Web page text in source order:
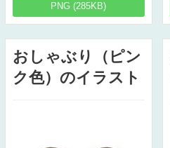
PNG (285KB)
おしゃぶり（ピン
ク色）のイラスト